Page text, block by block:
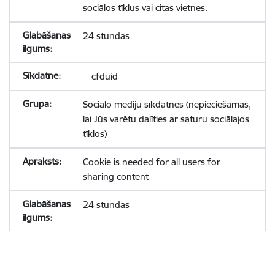
sociālos tīklus vai citas vietnes.
24 stundas
__cfduid
Sociālo mediju sīkdatnes (nepieciešamas,
lai Jūs varētu dalīties ar saturu sociālajos
tīklos)
Cookie is needed for all users for
sharing content
24 stundas